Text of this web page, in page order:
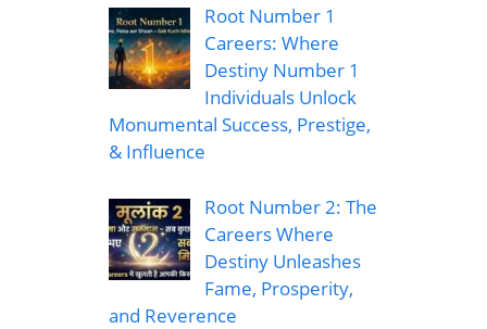
Root Number 1
Careers: Where
Destiny Number 1
Individuals Unlock
Monumental Success, Prestige,
& Influence
Root Number 2: The
Careers Where
Destiny Unleashes
Fame, Prosperity,
and Reverence